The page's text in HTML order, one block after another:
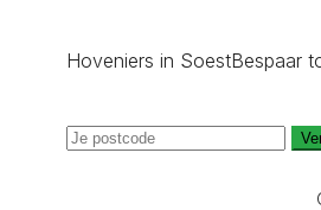
Hoveniers in SoestBespaar